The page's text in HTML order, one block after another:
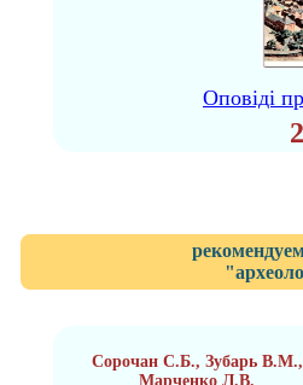
Оповіді
Сорочан С.Б., Зубарь В.М.,
Марченко Л.В.